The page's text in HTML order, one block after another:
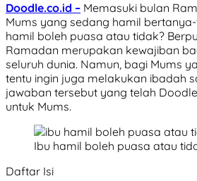
Doodle.co.id – Memasuki bulan
Mums yang sedang hamil
hamil boleh puasa atau tidak?
Ramadan merupakan kewajiban
seluruh dunia. Namun, bagi Mums
tentu ingin juga melakukan ibadah
jawaban tersebut yang telah
untuk Mums.
Ibu hamil boleh puasa atau
Daftar Isi